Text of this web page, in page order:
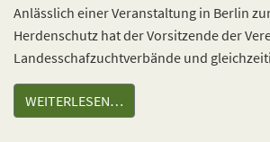
Anlässlich einer Veranstaltung in Berlin
Herdenschutz hat der Vorsitzende der
Landesschafzuchtverbände und
WEITERLESEN…